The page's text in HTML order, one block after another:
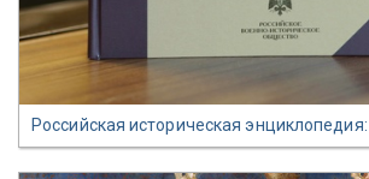
Российская историческая